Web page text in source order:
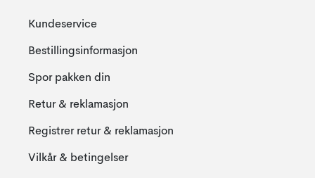
Kundeservice
Bestillingsinformasjon
Spor pakken din
Retur & reklamasjon
Registrer retur & reklamasjon
Vilkår & betingelser